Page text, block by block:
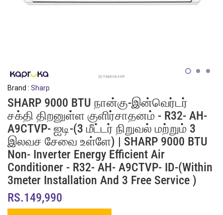
Brand : Sharp
SHARP 9000 BTU நான்கு-இன்வெர்டர்
சக்தி திறனுள்ள குளிர்சாதனம் - R32- AH-
A9CTVP- ஐடி-(3 மீட்டர் நிறுவல் மற்றும் 3
இலவச சேவை உள்ளே) | SHARP 9000 BTU
Non- Inverter Energy Efficient Air
Conditioner - R32- AH- A9CTVP- ID-(within
3meter Installation And 3 Free Service )
RS.149,990